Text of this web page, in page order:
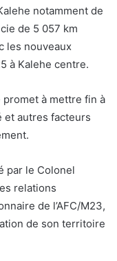
notamment de
de 5 057 km
les nouveaux
à Kalehe centre.
à mettre fin à
et autres facteurs
par le Colonel
relations
de l’AFC/M23,
de son territoire